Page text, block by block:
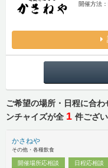
開催方法
ご希望の場所・日程に合
ンチャイズが全 1 件ござ
かさねや
その他・各種飲食
開催場所応相談 日程応相談